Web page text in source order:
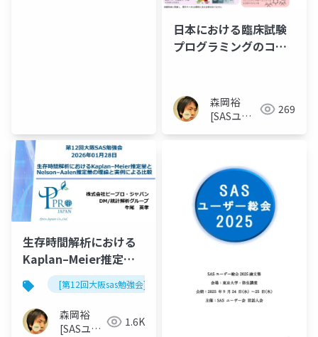
日本における臨床試験
プログラミングのコミ
森岡裕
[SASユー
269
生存時間解析における
Kaplan–Meier推定量
とNelson–Aalen推定量
の理論と実例による比
較
[第12回大阪sas勉強会]
森岡裕
[SASユー
1.6K